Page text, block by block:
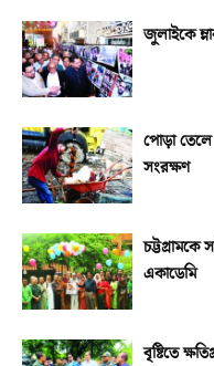
জুলাইকে
পোড়া তেলে
সংরক্ষণ
চট্টগ্রামকে
একাডেমি
বৃষ্টিতে